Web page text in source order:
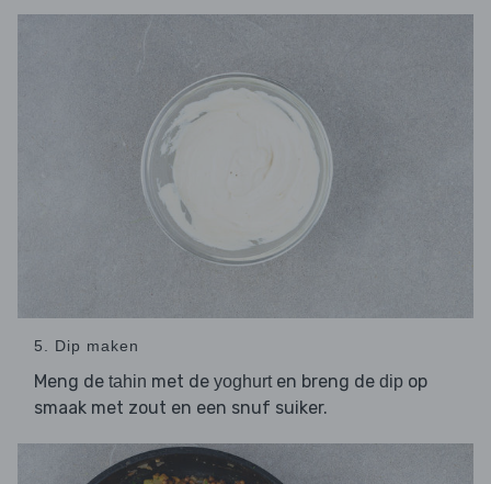
5. Dip maken
Meng de tahin met de yoghurten breng de dip op
smaak met zout en een snuf suiker.